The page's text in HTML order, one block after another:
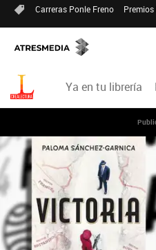
Carreras Ponle Freno
Ya en tu librería